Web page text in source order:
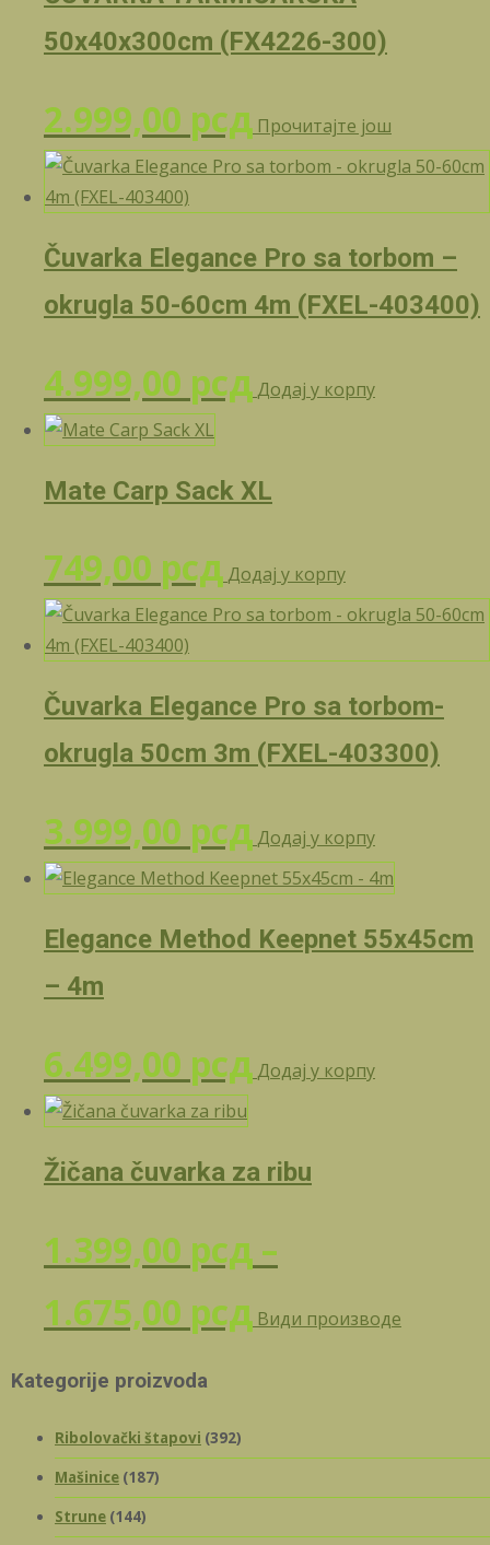
50x40x300cm (FX4226-300)
2.999,00 рсд Прочитајте још
Čuvarka Elegance Pro sa torbom –
okrugla 50-60cm 4m (FXEL-403400)
4.999,00 рсд Додај у корпу
Mate Carp Sack XL
749,00 рсд Додај у корпу
Čuvarka Elegance Pro sa torbom-
okrugla 50cm 3m (FXEL-403300)
3.999,00 рсд Додај у корпу
Elegance Method Keepnet 55x45cm
– 4m
6.499,00 рсд Додај у корпу
Žičana čuvarka za ribu
1.399,00 рсд –
1.675,00 рсдРаспон
1.399,00 рсд
Види производе
Kategorije proizvoda
Ribolovački štapovi (392)
Mašinice (187)
Strune (144)